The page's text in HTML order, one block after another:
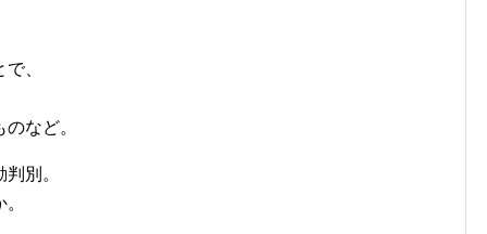
、
など。
別。